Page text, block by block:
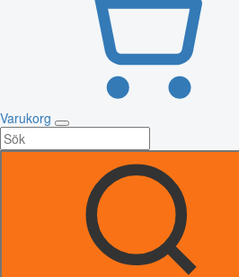
Varukorg